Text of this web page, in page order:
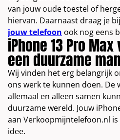
van jouw oude toestel of
hiervan. Daarnaast draag je
jouw telefoon ook nog eens
iPhone 13 Pro
een duurzame
Wij vinden het erg belangrijk
ons werk te kunnen doen. De
allemaal en alleen samen
duurzame wereld. Jouw
aan Verkoopmijntelefoon.nl
idee.